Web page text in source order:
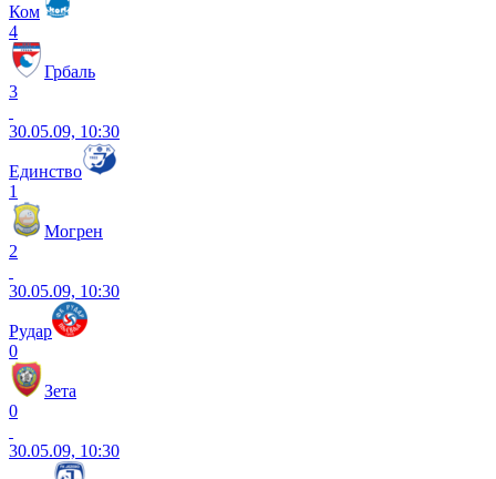
Ком
4
Грбаль
3
30.05.09, 10:30
Единство
1
Могрен
2
30.05.09, 10:30
Рудар
0
Зета
0
30.05.09, 10:30